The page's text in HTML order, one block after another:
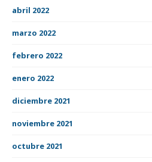
abril 2022
marzo 2022
febrero 2022
enero 2022
diciembre 2021
noviembre 2021
octubre 2021